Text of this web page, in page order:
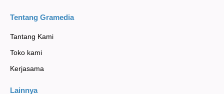
Tentang Gramedia
Tantang Kami
Toko kami
Kerjasama
Lainnya